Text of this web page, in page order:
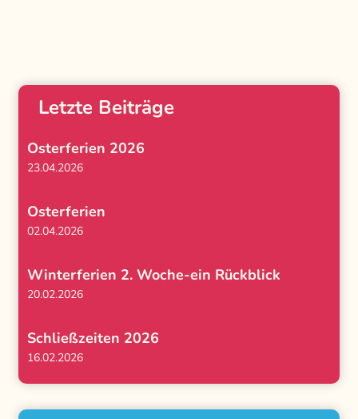
Letzte Beiträge
Osterferien 2026
23.04.2026
Osterferien
02.04.2026
Winterferien 2. Woche-ein Rückblick
20.02.2026
Schließzeiten 2026
16.02.2026